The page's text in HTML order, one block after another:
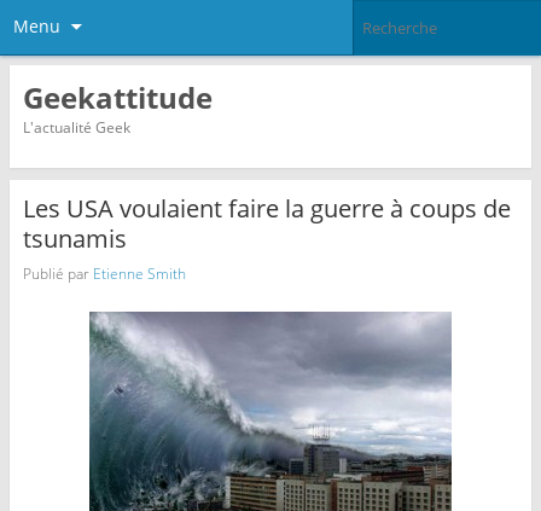
Menu
Geekattitude
L'actualité Geek
Les USA voulaient faire la guerre à coups de
tsunamis
Publié par Etienne Smith